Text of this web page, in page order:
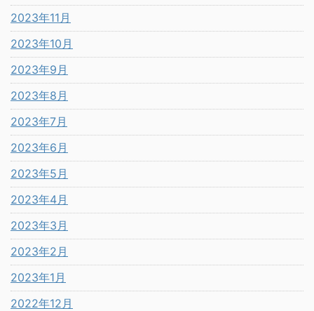
2023年11月
2023年10月
2023年9月
2023年8月
2023年7月
2023年6月
2023年5月
2023年4月
2023年3月
2023年2月
2023年1月
2022年12月